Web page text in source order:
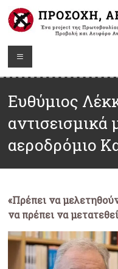
Ευθύμιος
αντισεισμικά
αεροδρόμιο
«Πρέπει να
να πρέπει να